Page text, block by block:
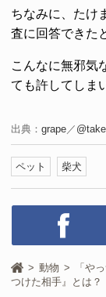
ちなみに、たけ
査に回答できた
こんなに無邪気
ても許してしま
出典： grape ／
ペット 柴犬
動物
「や
つけた相手』とは？